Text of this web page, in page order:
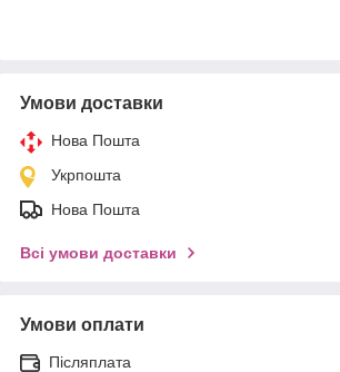
Умови доставки
Нова Пошта
Укрпошта
Нова Пошта
Всі умови доставки
Умови оплати
Післяплата